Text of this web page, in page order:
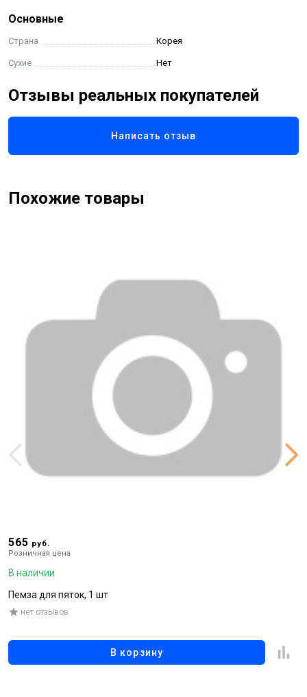
Основные
Страна Корея
Сухие Нет
Отзывы реальных покупателей
Написать отзыв
Похожие товары
565 руб.
Розничная цена
В наличии
Пемза для пяток, 1 шт
нет отзывов
В корзину